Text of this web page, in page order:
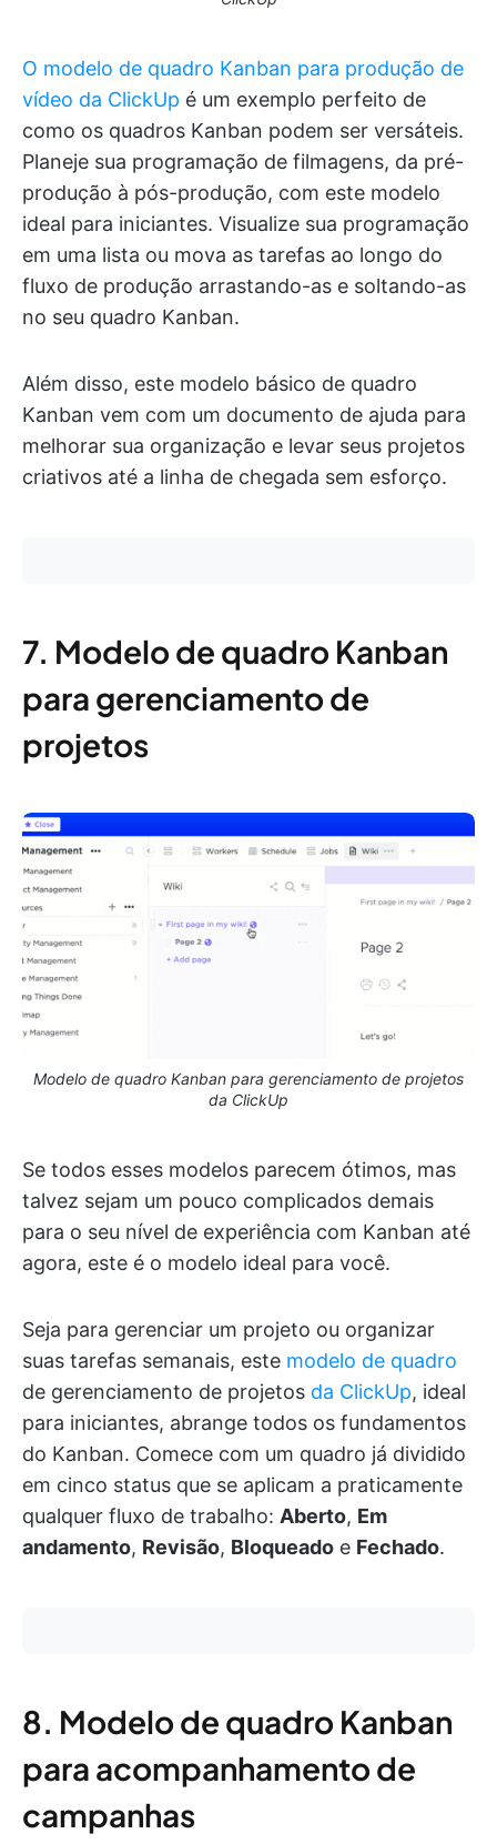
O modelo de quadro Kanban para produção de
vídeo da ClickUp é um exemplo perfeito de
como os quadros Kanban podem ser versáteis.
Planeje sua programação de filmagens, da pré-
produção à pós-produção, com este modelo
ideal para iniciantes. Visualize sua programação
em uma lista ou mova as tarefas ao longo do
fluxo de produção arrastando-as e soltando-as
no seu quadro Kanban.
Além disso, este modelo básico de quadro
Kanban vem com um documento de ajuda para
melhorar sua organização e levar seus projetos
criativos até a linha de chegada sem esforço.
7. Modelo de quadro Kanban
para gerenciamento de
projetos
Modelo de quadro Kanban para gerenciamento de projetos
da ClickUp
Se todos esses modelos parecem ótimos, mas
talvez sejam um pouco complicados demais
para o seu nível de experiência com Kanban até
agora, este é o modelo ideal para você.
Seja para gerenciar um projeto ou organizar
suas tarefas semanais, este modelo de quadro
de gerenciamento de projetos da ClickUp, ideal
para iniciantes, abrange todos os fundamentos
do Kanban. Comece com um quadro já dividido
em cinco status que se aplicam a praticamente
qualquer fluxo de trabalho: Aberto, Em
andamento, Revisão, Bloqueado e Fechado.
8. Modelo de quadro Kanban
para acompanhamento de
campanhas